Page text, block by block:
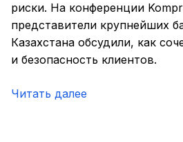
риски. На конференции
представители крупнейших
Казахстана обсудили, как
и безопасность клиентов.
Читать далее